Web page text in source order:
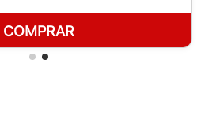
COMPRAR